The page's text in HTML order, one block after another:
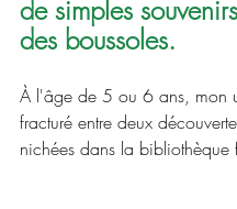
de simples
des boussoles.
À l'âge de 5 ou 6 ans, mon
fracturé entre deux
nichées dans la bibliothèque